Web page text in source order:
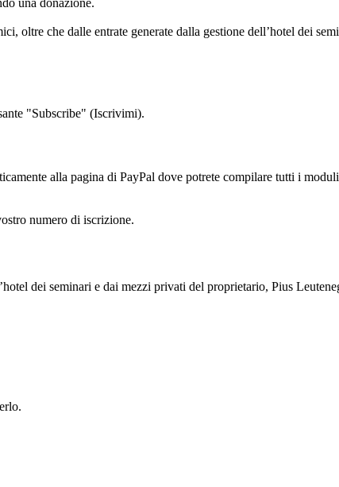
oltre che dalle entrate generate dalla gestione dell’hotel dei
"Subscribe" (Iscrivimi).
alla pagina di PayPal dove potrete compilare tutti i
numero di iscrizione.
dei seminari e dai mezzi privati del proprietario, Pius